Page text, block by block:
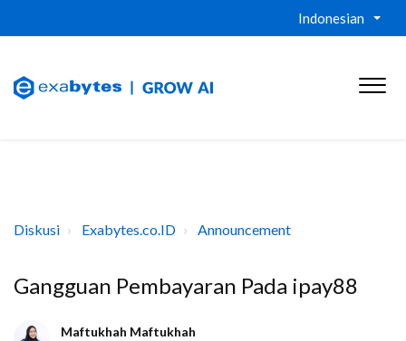
Indonesian
Diskusi Exabytes.co.ID Announcement
Gangguan Pembayaran Pada ipay88
Maftukhah Maftukhah